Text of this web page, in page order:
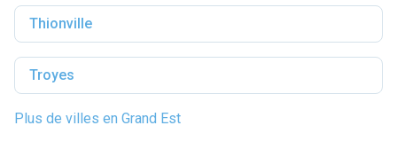
Thionville
Troyes
Plus de villes en Grand Est